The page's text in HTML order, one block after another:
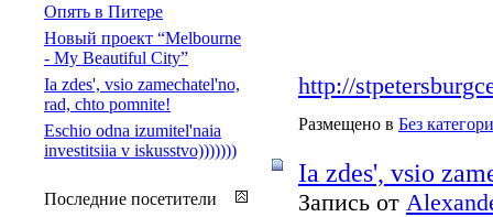
http://
Размещено в Без
Ia zdes', vsio
Запись от
Опять в Питере
Новый проект “Melbourne
- My Beautiful City”
Ia zdes', vsio zamechatel'no,
rad, chto pomnite!
Eschio odna izumitel'naia
investitsiia v iskusstvo)))))))
Последние посетители